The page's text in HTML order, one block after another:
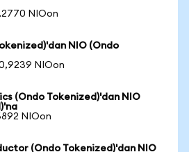
NIOon
NIO (Ondo
NIOon
(Ondo Tokenized)'dan NIO
NIOon
(Ondo Tokenized)'dan NIO